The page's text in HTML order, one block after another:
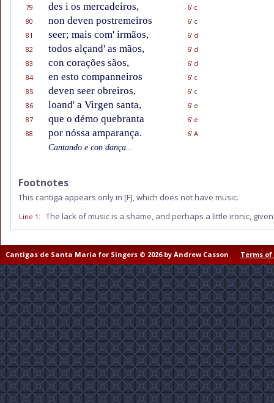
79
des i os mercadeiros,
6' c
80
non deven postremeiros
6' c
81
seer; mais com' irmãos,
6' d
82
todos alçand' as mãos,
6' d
83
con corações sãos,
6' d
84
en esto companneiros
6' c
85
deven seer obreiros,
6' c
86
loand' a Virgen santa,
6' e
87
que o démo quebranta
6' e
88
por nóssa amparança.
6' A
Cantando e con dança...
Footnotes
This cantiga appears only in [F], which does not have music.
Line 1 : The lack of music is a shame, and perhaps a little ironic,
Cantigas de Santa Maria for Singers © 2026 by Andrew Casson Terms of